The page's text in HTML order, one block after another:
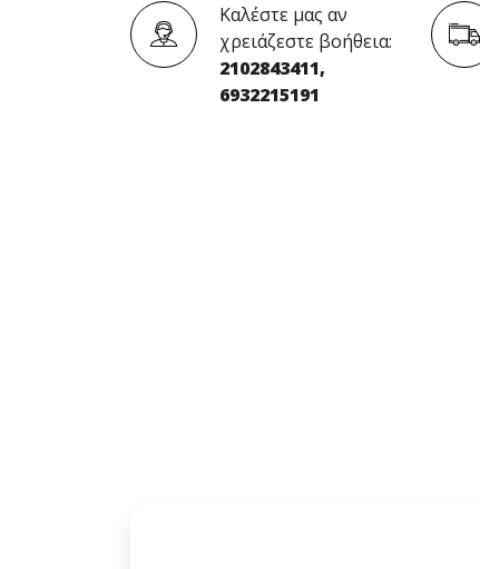
Καλέστε μας αν
χρειάζεστε βοήθεια:
2102843411,
6932215191